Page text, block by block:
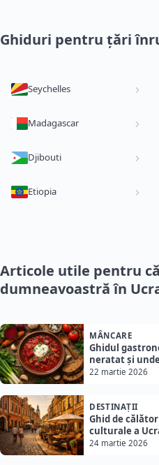
Ghiduri pentru țări
Seychelles
Madagascar
Djibouti
Etiopia
Articole utile pentru
dumneavoastră în
MÂNCARE
Ghidul
neratat și
22 martie 2026
DESTINAȚII
Ghid de
culturale a
24 martie 2026